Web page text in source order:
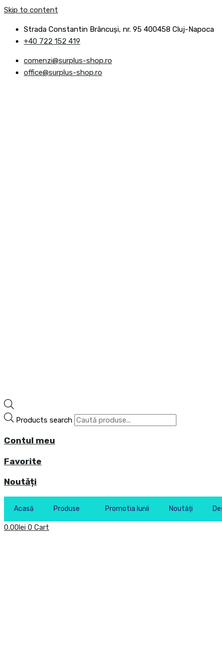
Skip to content
Strada Constantin Brâncuşi, nr. 95 400458 Cluj-Napoca
+40 722 152 419
comenzi@surplus-shop.ro
office@surplus-shop.ro
Products search
Contul meu
Favorite
Noutăți
Acasă Produse Promotia lunii Noutăți
0.00lei 0 Cart